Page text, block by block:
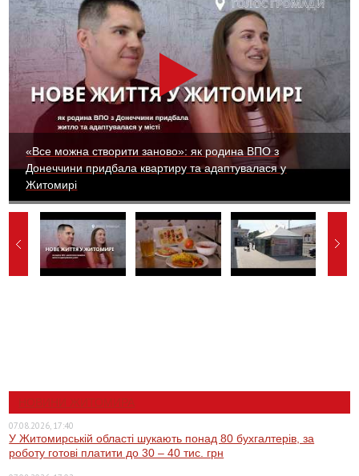
«Все можна створити заново»: як родина ВПО з
Донеччини придбала квартиру та адаптувалася у
Житомирі
НОВИНИ ЖИТОМИРА
07.08.2026, 17:40
У Житомирській області шукають понад 80 бухгалтерів, за
роботу готові платити до 30 – 40 тис. грн